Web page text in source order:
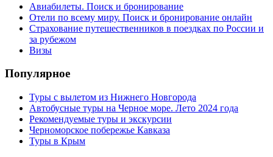
Авиабилеты. Поиск и бронирование
Отели по всему миру. Поиск и бронирование онлайн
Страхование путешественников в поездках по России и
за рубежом
Визы
Популярное
Туры с вылетом из Нижнего Новгорода
Автобусные туры на Черное море. Лето 2024 года
Рекомендуемые туры и экскурсии
Черноморское побережье Кавказа
Туры в Крым